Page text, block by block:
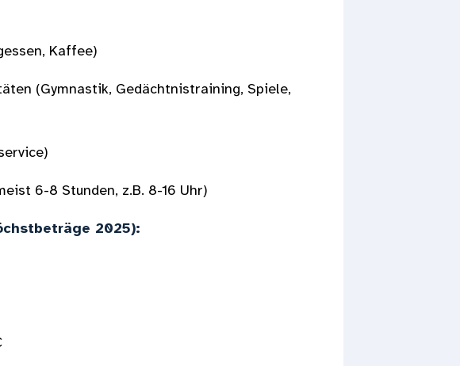
Kaffee)
(Gymnastik, Gedächtnistraining, Spiele,
6-8 Stunden, z.B. 8-16 Uhr)
2025):